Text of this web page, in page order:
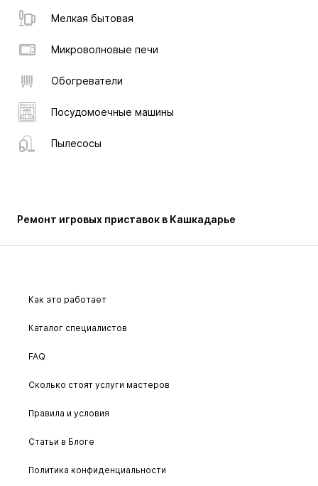
Мелкая бытовая
Микроволновые печи
Обогреватели
Посудомоечные машины
Пылесосы
Ремонт игровых приставок в Кашкадарье
Как это работает
Каталог специалистов
FAQ
Сколько стоят услуги мастеров
Правила и условия
Статьи в Блоге
Политика конфиденциальности